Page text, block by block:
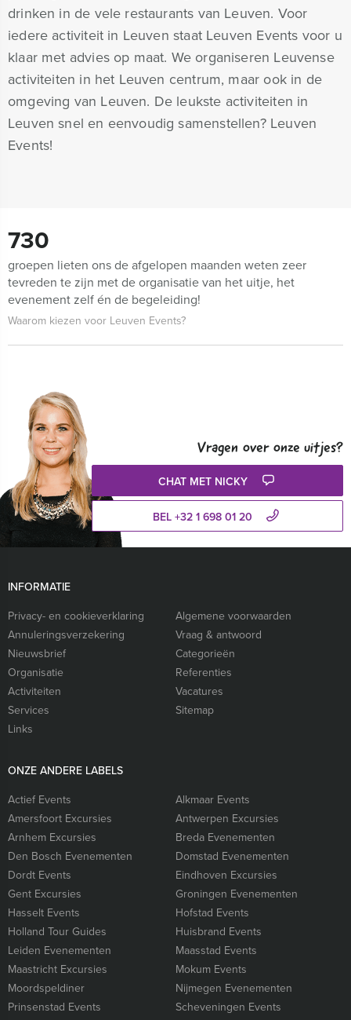
drinken in de vele restaurants van Leuven. Voor
iedere activiteit in Leuven staat Leuven Events voor u
klaar met advies op maat. We organiseren Leuvense
activiteiten in het Leuven centrum, maar ook in de
omgeving van Leuven. De leukste activiteiten in
Leuven snel en eenvoudig samenstellen? Leuven
Events!
730
groepen lieten ons de afgelopen maanden weten zeer
tevreden te zijn met de organisatie van het uitje, het
evenement zelf én de begeleiding!
Waarom kiezen voor Leuven Events?
Vragen over onze uitjes?
CHAT MET NICKY
BEL +32 1 698 01 20
INFORMATIE
Privacy- en cookieverklaring
Algemene voorwaarden
Annuleringsverzekering
Vraag & antwoord
Nieuwsbrief
Categorieën
Organisatie
Referenties
Activiteiten
Vacatures
Services
Sitemap
Links
ONZE ANDERE LABELS
Actief Events
Alkmaar Events
Amersfoort Excursies
Antwerpen Excursies
Arnhem Excursies
Breda Evenementen
Den Bosch Evenementen
Domstad Evenementen
Dordt Events
Eindhoven Excursies
Gent Excursies
Groningen Evenementen
Hasselt Events
Hofstad Events
Holland Tour Guides
Huisbrand Events
Leiden Evenementen
Maasstad Events
Maastricht Excursies
Mokum Events
Moordspeldiner
Nijmegen Evenementen
Prinsenstad Events
Scheveningen Events